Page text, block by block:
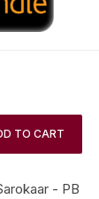
TO CART
- PB